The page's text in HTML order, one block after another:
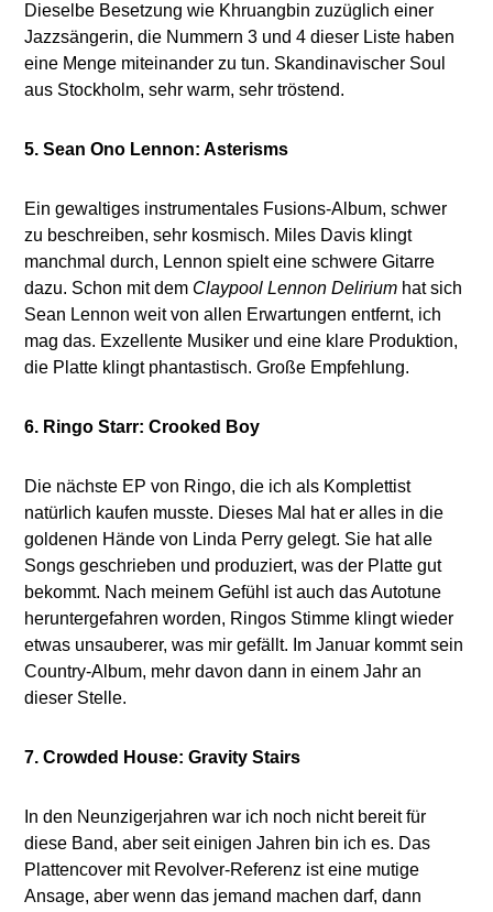
Dieselbe Besetzung wie Khruangbin zuzüglich einer
Jazzsängerin, die Nummern 3 und 4 dieser Liste haben
eine Menge miteinander zu tun. Skandinavischer Soul
aus Stockholm, sehr warm, sehr tröstend.
5. Sean Ono Lennon: Asterisms
Ein gewaltiges instrumentales Fusions-Album, schwer
zu beschreiben, sehr kosmisch. Miles Davis klingt
manchmal durch, Lennon spielt eine schwere Gitarre
dazu. Schon mit dem Claypool Lennon Delirium hat sich
Sean Lennon weit von allen Erwartungen entfernt, ich
mag das. Exzellente Musiker und eine klare Produktion,
die Platte klingt phantastisch. Große Empfehlung.
6. Ringo Starr: Crooked Boy
Die nächste EP von Ringo, die ich als Komplettist
natürlich kaufen musste. Dieses Mal hat er alles in die
goldenen Hände von Linda Perry gelegt. Sie hat alle
Songs geschrieben und produziert, was der Platte gut
bekommt. Nach meinem Gefühl ist auch das Autotune
heruntergefahren worden, Ringos Stimme klingt wieder
etwas unsauberer, was mir gefällt. Im Januar kommt sein
Country-Album, mehr davon dann in einem Jahr an
dieser Stelle.
7. Crowded House: Gravity Stairs
In den Neunzigerjahren war ich noch nicht bereit für
diese Band, aber seit einigen Jahren bin ich es. Das
Plattencover mit Revolver-Referenz ist eine mutige
Ansage, aber wenn das jemand machen darf, dann